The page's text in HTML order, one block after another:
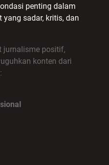
penting dalam
sadar, kritis, dan
jurnalisme positif,
konten dari